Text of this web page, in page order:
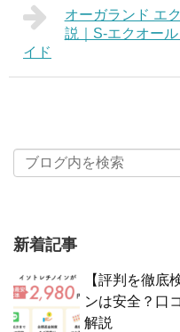
オーガランド エ
説｜S-エクオー
イド
新着記事
【評判を徹底
ンは安全？口
解説